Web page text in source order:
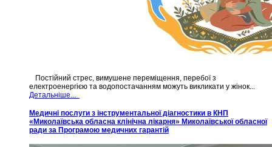
Постійний стрес, вимушене переміщення, перебої з
електроенергією та водопостачанням можуть викликати у жінок...
Детальніше...
Медичні послуги з інструментальної діагностики в КНП
«Миколаївська обласна клінічна лікарня» Миколаївської обласної
ради за Програмою медичних гарантій